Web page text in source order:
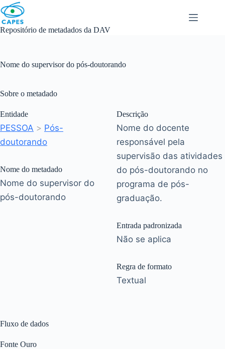
Skip
to
content
Repositório de metadados da DAV
Nome do supervisor do pós-doutorando
Sobre o metadado
Entidade
PESSOA > Pós-
doutorando
Nome do metadado
Nome do supervisor do
pós-doutorando
Descrição
Nome do docente
responsável pela
supervisão das atividades
do pós-doutorando no
programa de pós-
graduação.
Entrada padronizada
Não se aplica
Regra de formato
Textual
Fluxo de dados
Fonte Ouro